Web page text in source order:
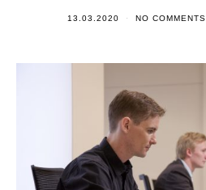
13.03.2020 NO COMMENTS